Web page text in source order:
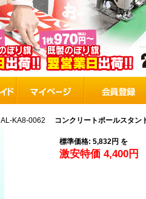
AL-KA8-0062 コンクリートポールスタ
標準価格: 5,832円 を
激安特価 4,400円